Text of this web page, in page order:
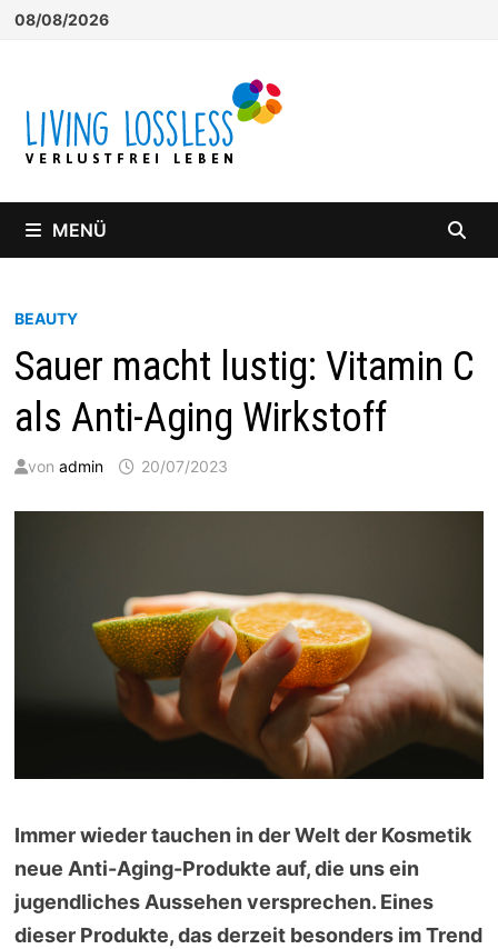
Zum
08/08/2026
MENÜ
BEAUTY
Sauer macht lustig: Vitamin C
als Anti-Aging Wirkstoff
von admin 20/07/2023
Immer wieder tauchen in der Welt der Kosmetik
neue Anti-Aging-Produkte auf, die uns ein
jugendliches Aussehen versprechen. Eines
dieser Produkte, das derzeit besonders im Trend